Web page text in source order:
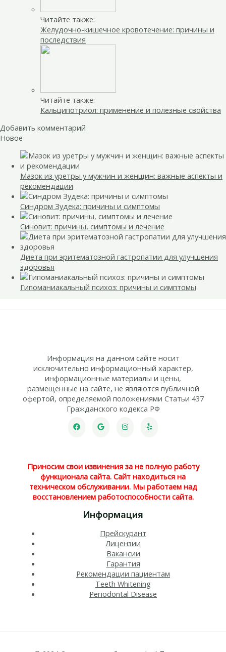
Читайте также:
Желудочно-кишечное кровотечение: причины и
последствия
Читайте также:
Кальципотриол: применение и полезные свойства
Добавить комментарий
Новое
Мазок из уретры у мужчин и женщин: важные аспекты и
рекомендации
Синдром Зудека: причины и симптомы
Синовит: причины, симптомы и лечение
Диета при эритематозной гастропатии для улучшения
здоровья
Гипоманиакальный психоз: причины и симптомы
Информация на данном сайте носит
исключительно информационный характер,
информационные материалы и цены,
размещенные на сайте, не являются публичной
офертой, определяемой положениями Статьи 437
Гражданского кодекса РФ
Приносим свои извинения за не полную работу
функционала сайта. Сайт находиться на
техническом обслуживании. Мы работаем над
восстановлением работоспособности сайта.
Информация
Прейскурант
Лицензии
Вакансии
Гарантия
Рекомендации пациентам
Teeth Whitening​
Periodontal Disease​